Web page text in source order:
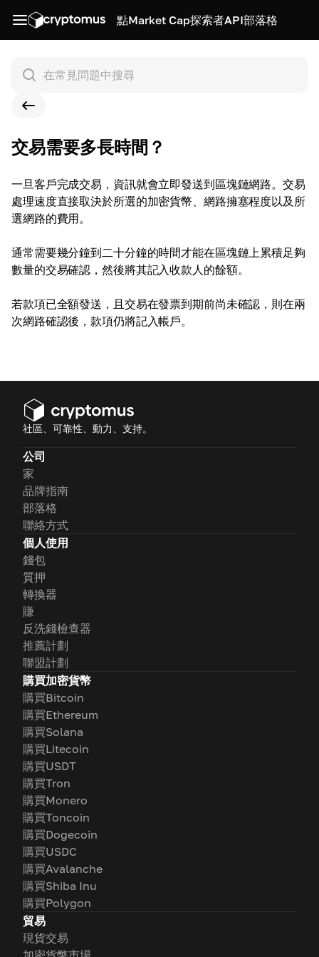
點Market Cap探索者API部落格
交易需要多長時間？
一旦客戶完成交易，資訊就會立即發送到區塊鏈網路。交易
處理速度直接取決於所選的加密貨幣、網路擁塞程度以及所
選網路的費用。
通常需要幾分鐘到二十分鐘的時間才能在區塊鏈上累積足夠
數量的交易確認，然後將其記入收款人的餘額。
若款項已全額發送，且交易在發票到期前尚未確認，則在兩
次網路確認後，款項仍將記入帳戶。
社區、可靠性、動力、支持。
公司
家
品牌指南
部落格
聯絡方式
個人使用
錢包
質押
轉換器
賺
反洗錢檢查器
推薦計劃
聯盟計劃
購買加密貨幣
購買Bitcoin
購買Ethereum
購買Solana
購買Litecoin
購買USDT
購買Tron
購買Monero
購買Toncoin
購買Dogecoin
購買USDC
購買Avalanche
購買Shiba Inu
購買Polygon
貿易
現貨交易